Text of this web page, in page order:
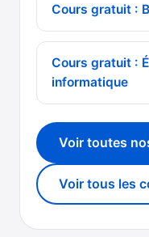
Cours gratuit :
Cours gratuit :
informatique
Voir toutes
Voir tous les